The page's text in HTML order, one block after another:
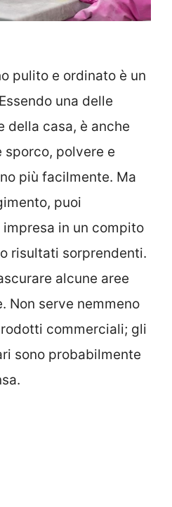
pulito e ordinato è un
una delle
della casa, è anche
sporco, polvere e
più facilmente. Ma
puoi
in un compito
risultati sorprendenti.
alcune aree
Non serve nemmeno
commerciali; gli
sono probabilmente